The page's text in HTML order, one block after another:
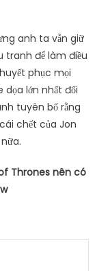
anh ta vẫn giữ
tranh để làm điều
phục mọi
dọa lớn nhất đối
tuyên bố rằng
chết của Jon
Thrones nên có